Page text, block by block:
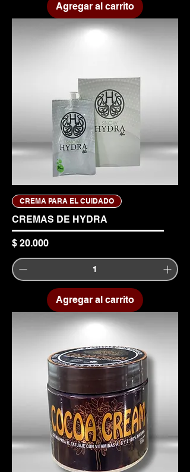
Agregar al carrito
CREMA PARA EL CUIDADO
CREMAS DE HYDRA
Precio
$ 20.000
Agregar al carrito